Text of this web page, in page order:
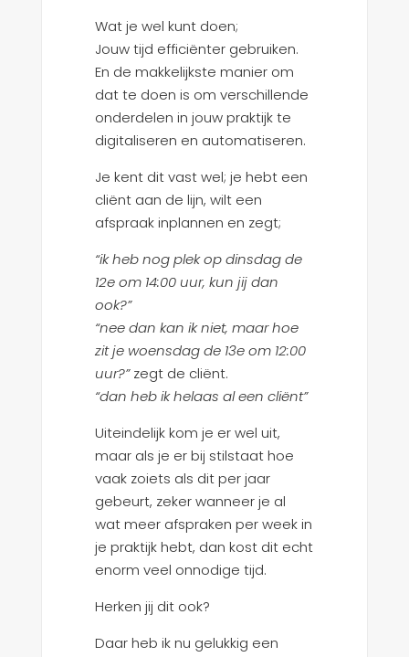
Wat je wel kunt doen;
Jouw tijd efficiënter gebruiken.
En de makkelijkste manier om
dat te doen is om verschillende
onderdelen in jouw praktijk te
digitaliseren en automatiseren.
Je kent dit vast wel; je hebt een
cliënt aan de lijn, wilt een
afspraak inplannen en zegt;
“ik heb nog plek op dinsdag de
12e om 14:00 uur, kun jij dan
ook?”
“nee dan kan ik niet, maar hoe
zit je woensdag de 13e om 12:00
uur?”zegt de cliënt.
“dan heb ik helaas al een cliënt”
Uiteindelijk kom je er wel uit,
maar als je er bij stilstaat hoe
vaak zoiets als dit per jaar
gebeurt, zeker wanneer je al
wat meer afspraken per week in
je praktijk hebt, dan kost dit echt
enorm veel onnodige tijd.
Herken jij dit ook?
Daar heb ik nu gelukkig een